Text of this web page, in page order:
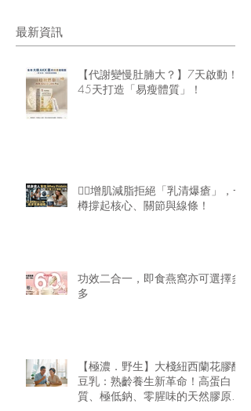
最新資訊
【代謝變慢肚腩大？】7天啟動！
45天打造「易瘦體質」！
🏋️‍♂️增肌減脂拒絕「乳清爆瘡」，一
樽撐起核心、關節與線條！
功效二合一，即食燕窩亦可選擇多
多
【極濃．野生】大棧紐西蘭花膠醇
豆乳：熟齡養生新革命！高蛋白
質、極低鈉、零腥味的天然膠原精